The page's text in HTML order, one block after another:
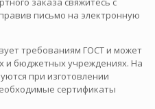
письмо на электронную
требованиям ГОСТ и может
и бюджетных учреждениях. На
при изготовлении
сертификаты